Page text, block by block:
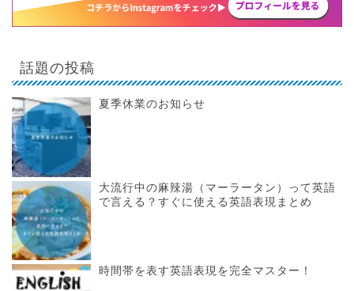
話題の投稿
夏季休業のお知らせ
大流行中の麻辣湯（マーラータン）って英語
で言える？すぐに使える英語表現まとめ
時間帯を表す英語表現を完全マスター！